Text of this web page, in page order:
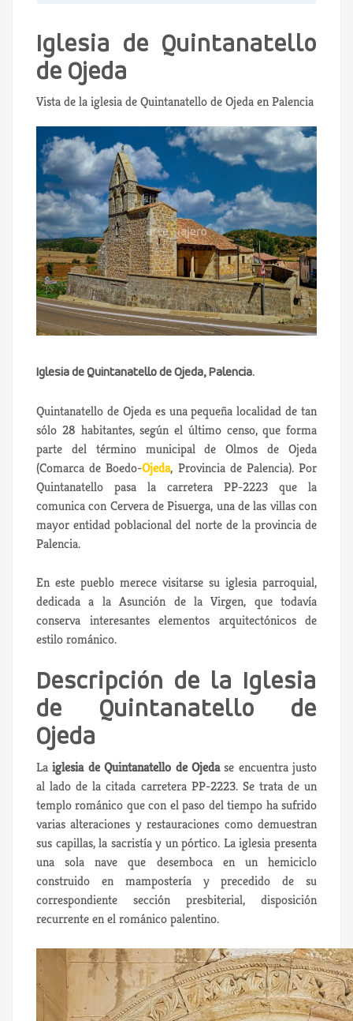
Iglesia de Quintanatello
de Ojeda
Vista de la iglesia de Quintanatello de Ojeda en Palencia
Iglesia de Quintanatello de Ojeda, Palencia.
Quintanatello de Ojeda es una pequeña localidad de tan
sólo 28 habitantes, según el último censo, que forma
parte del término municipal de Olmos de Ojeda
(Comarca de Boedo-Ojeda, Provincia de Palencia). Por
Quintanatello pasa la carretera PP-2223 que la
comunica con Cervera de Pisuerga, una de las villas con
mayor entidad poblacional del norte de la provincia de
Palencia.
En este pueblo merece visitarse su iglesia parroquial,
dedicada a la Asunción de la Virgen, que todavía
conserva interesantes elementos arquitectónicos de
estilo románico.
Descripción de la Iglesia
de Quintanatello de
Ojeda
Laiglesia de Quintanatello de Ojedase encuentra justo
al lado de la citada carretera PP-2223. Se trata de un
templo románico que con el paso del tiempo ha sufrido
varias alteraciones y restauraciones como demuestran
sus capillas, la sacristía y un pórtico. La iglesia presenta
una sola nave que desemboca en un hemiciclo
construido en mampostería y precedido de su
correspondiente sección presbiterial, disposición
recurrente en el románico palentino.